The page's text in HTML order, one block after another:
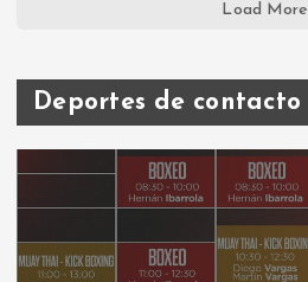
Load More
Deportes de contacto